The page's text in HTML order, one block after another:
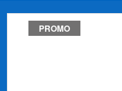
Skip
PROMO